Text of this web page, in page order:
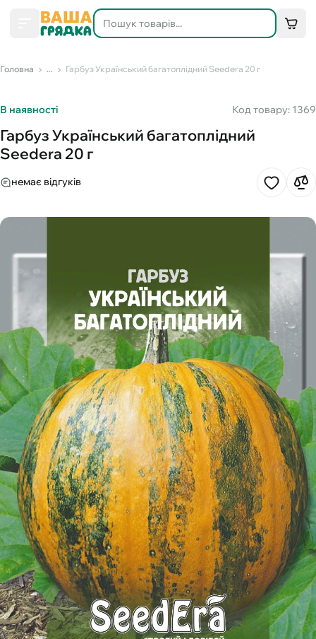
Головна ... Гарбуз Український багатоплідний Seedera 20 г
В наявності Код товару: 1369
Гарбуз Український багатоплідний
Seedera 20 г
немає відгуків